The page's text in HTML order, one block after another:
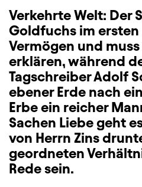
Verkehrte Welt: Der
Goldfuchs im
Vermögen und
erklären, während
Tagschreiber Adolf
ebener Erde nach
Erbe ein reicher
Sachen Liebe geht
von Herrn Zins
geordneten
Rede sein.